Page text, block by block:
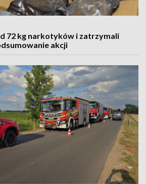
72 kg narkotyków i zatrzymali
akcji